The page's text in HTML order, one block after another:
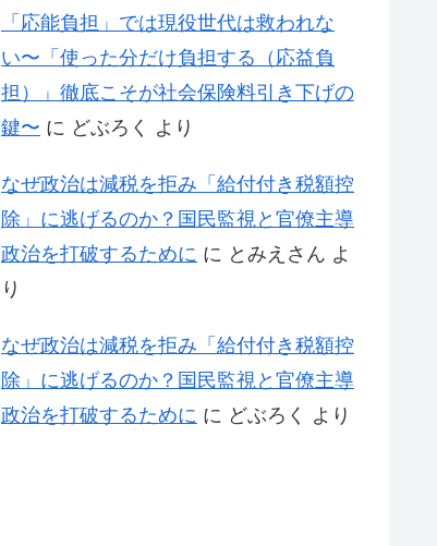
「応能負担」では現役世代は救われな
い〜「使った分だけ負担する（応益負
担）」徹底こそが社会保険料引き下げの
鍵〜 に どぶろく より
なぜ政治は減税を拒み「給付付き税額控
除」に逃げるのか？国民監視と官僚主導
政治を打破するために に とみえさん よ
り
なぜ政治は減税を拒み「給付付き税額控
除」に逃げるのか？国民監視と官僚主導
政治を打破するために に どぶろく より